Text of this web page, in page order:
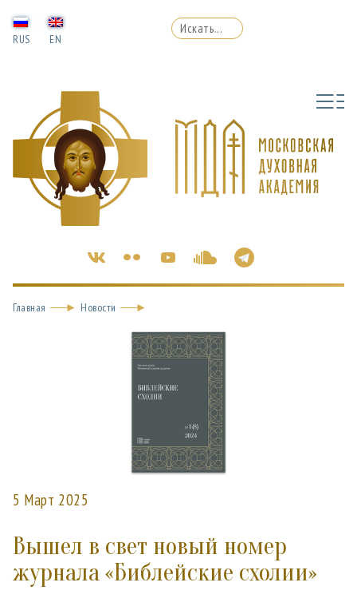
RUS EN
Главная Новости
5 Март 2025
Вышел в свет новый номер
журнала «Библейские схолии»